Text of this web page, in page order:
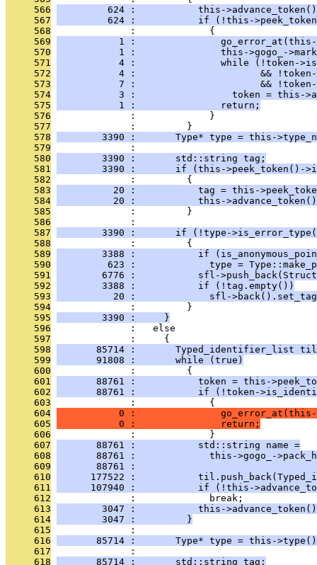
     566
624 :           this-
     567
624 :           if (!this-
     568
              :             {
     569
1 :
     570
1 :               this->gogo_-
     571
4 :               while (!token-
     572
4 :                      &&
     573
7 :                      &&
     574
3 :                 token = this-
     575
           1 :               return;
     576
              :             }
     577
              :         }
     578
3390 :       Type* type = this-
     579
              :
     580
        3390 :       std::string tag;
     581
3390 :       if (this->peek_token()-
     582
              :         {
     583
20 :           tag = this-
     584
20 :           this-
     585
              :         }
     586
              :
     587
3390 :       if (!type-
     588
              :         {
     589
3388 :           if
     590
623 :             type =
     591
6776 :           sfl-
     592
        3388 :           if (!tag.empty())
     593
20 :             sfl-
     594
              :         }
     595
        3390 :     }
     596
              :   else
     597
              :     {
     598
85714 :       Typed_identifier_list
     599
       91808 :       while (true)
     600
              :         {
     601
88761 :           token = this-
     602
88761 :           if (!token-
     603
              :             {
     604
0 :
     605
           0 :               return;
     606
              :             }
     607
       88761 :           std::string name =
     608
88761 :             this->gogo_-
     609
88761 :
     610
177522 :
     611
107940 :           if (!this-
     612
              :             break;
     613
3047 :           this-
     614
        3047 :         }
     615
              :
     616
85714 :       Type* type = this-
     617
              :
     618
       85714 :       std::string tag;